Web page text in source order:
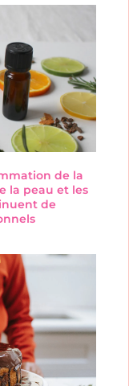
de la
la peau et les
de